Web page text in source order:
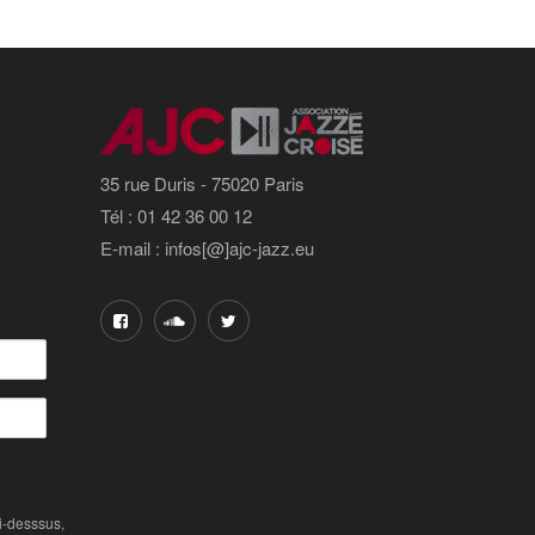
35 rue Duris - 75020 Paris
Tél : 01 42 36 00 12
E-mail : infos[@]ajc-jazz.eu